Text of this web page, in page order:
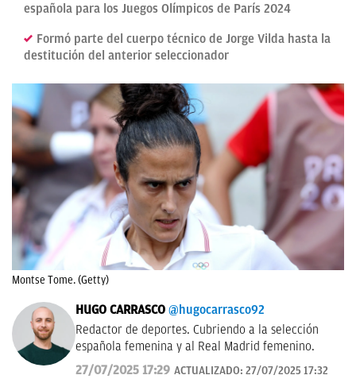
española para los Juegos Olímpicos de París 2024
Formó parte del cuerpo técnico de Jorge Vilda hasta la
destitución del anterior seleccionador
Montse Tome. (Getty)
HUGO CARRASCO @hugocarrasco92
Redactor de deportes. Cubriendo a la selección
española femenina y al Real Madrid femenino.
27/07/2025 17:29 ACTUALIZADO: 27/07/2025 17:32